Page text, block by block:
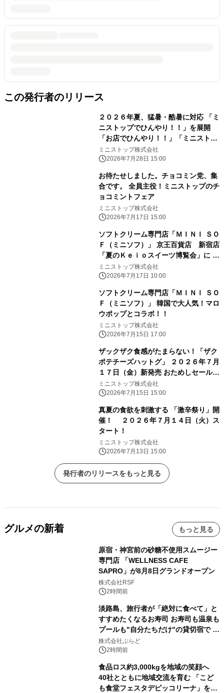
この発行者のリリース
２０２６年夏、猛暑・酷暑に対応 「ミ
ニストップでひんやり！！」を展開
「お店でひんやり！！」「ミニストッ
プアプリでひんやり！！」「おうちで
ひんやり！！」
ミニストップ株式会社
2026年7月28日 15:00
お待たせしました。チョコミン党、集
合です。 全員主役！ミニストップのチ
ョコミントフェア
ミニストップ株式会社
2026年7月17日 15:00
ソフトクリーム専門店「ＭＩＮＩ ＳＯ
Ｆ（ミニソフ）」 京王百貨店 新宿店
「夏のＫｅｉｏスイーツ博覧会」に ２
０２６年７月１７日（金）～出店
ミニストップ株式会社
2026年7月17日 10:00
ソフトクリーム専門店「ＭＩＮＩ ＳＯ
Ｆ（ミニソフ）」 韓国で大人気！マロ
ウポップとコラボ！！
ミニストップ株式会社
2026年7月15日 17:00
ザックザク食感がたまらない！「ザク
ポテチーズハットグ」 ２０２６年７月
１７日（金）新発売 おためしセール７
日間 ミニストップ予定本体価格から
２０円引き！
ミニストップ株式会社
2026年7月15日 15:00
真夏の食欲を刺激する 「激辛祭り」開
催！ ２０２６年７月１４日（火）ス
タート！
ミニストップ株式会社
2026年7月13日 15:00
発行者のリリースをもっと見る
グルメの新着 もっと見る
原宿・神宮前の砂糖不使用スムージー
専門店 「WELLNESS CAFE
SAPRO」が8月8日グランドオープン
株式会社RSF
2時間前
淡路島、旅行者が「絶対に食べて」と
すすめたくなるお寿司 お寿司も温泉も
プールも"自分たちだけ"の貸切宿で 1
日1組限定「岩屋温泉 絵島別庭 海と
森」の握り寿司プラン
株式会社ぷらど
2時間前
食品ロス約3,000kgを地域の笑顔へ
40社とともに地域交流を育む 「こど
も食堂フェスタデピッコリーナ」を9